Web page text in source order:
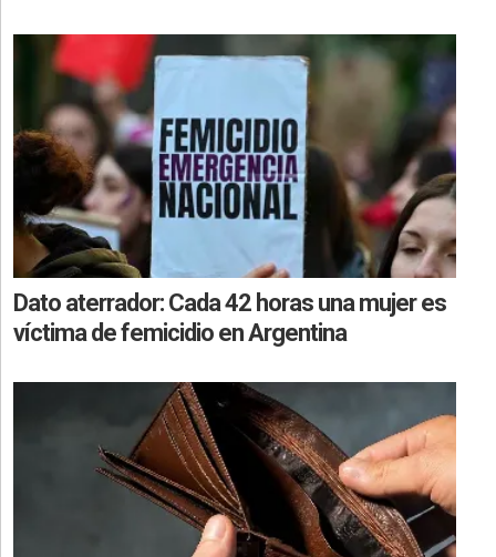
Dato aterrador: Cada 42 horas una mujer es
víctima de femicidio en Argentina